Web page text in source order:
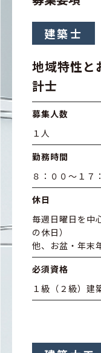
建築士
地域特性と
計士
募集人数
１人
勤務時間
８：００～１７
休日
毎週日曜日を中
の休日）
他、お盆・年末
必須資格
１級（２級）建